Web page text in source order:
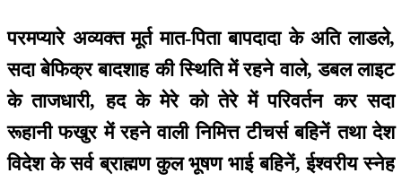
परमप्यारे अव्यक्त मूर्त मात-पिता बापदादा के अति लाडले,
सदा बेफिक्र बादशाह की स्थिति में रहने वाले, डबल लाइट
के ताजधारी, हद के मेरे को तेरे में परिवर्तन कर सदा
रूहानी फखुर में रहने वाली निमित्त टीचर्स बहिनें तथा देश
विदेश के सर्व ब्राह्मण कुल भूषण भाई बहिनें, ईश्वरीय स्नेह